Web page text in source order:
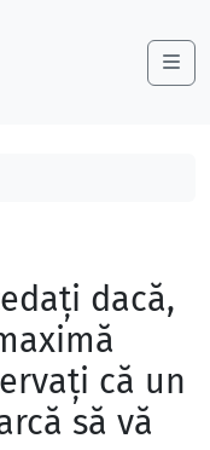
dacă,
că un
să vă